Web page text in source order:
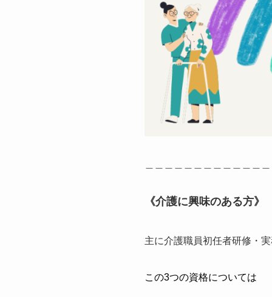
《介護に興味のある方》
主に介護職員初任者研修・
この3つの資格については